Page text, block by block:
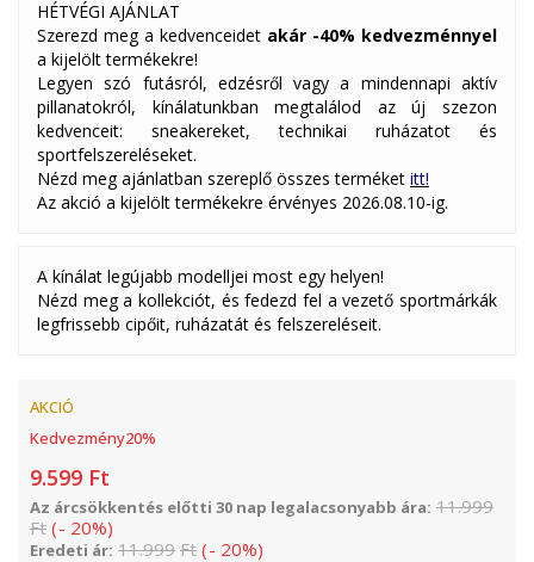
HÉTVÉGI AJÁNLAT
Szerezd meg a kedvenceidet akár -40% kedvezménnyel
a kijelölt termékekre!
Legyen szó futásról, edzésről vagy a mindennapi aktív
pillanatokról, kínálatunkban megtalálod az új szezon
kedvenceit: sneakereket, technikai ruházatot és
sportfelszereléseket.
Nézd meg ajánlatban szereplő összes terméket itt!
Az akció a kijelölt termékekre érvényes 2026.08.10-ig.
A kínálat legújabb modelljei most egy helyen!
Nézd meg a kollekciót, és fedezd fel a vezető sportmárkák
legfrissebb cipőit, ruházatát és felszereléseit.
AKCIÓ
Kedvezmény20%
9.599 Ft
Az árcsökkentés előtti 30 nap legalacsonyabb ára: 11.999
Ft (- 20%)
Eredeti ár: 11.999 Ft (- 20%)